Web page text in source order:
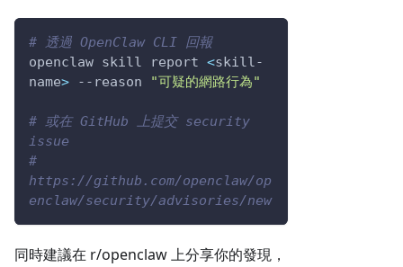
# 透過 OpenClaw CLI 回報
openclaw skill report <skill-
name> --reason "可疑的網路行為"
# 或在 GitHub 上提交 security
issue
#
https://github.com/openclaw/op
enclaw/security/advisories/new
同時建議在 r/openclaw 上分享你的發現，